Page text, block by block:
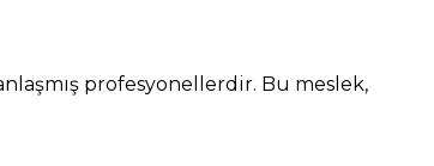
profesyonellerdir. Bu meslek,